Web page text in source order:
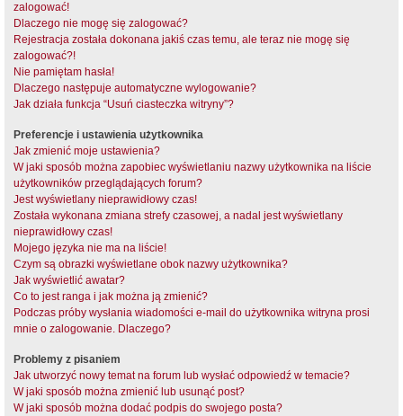
zalogować!
Dlaczego nie mogę się zalogować?
Rejestracja została dokonana jakiś czas temu, ale teraz nie mogę się
zalogować?!
Nie pamiętam hasła!
Dlaczego następuje automatyczne wylogowanie?
Jak działa funkcja “Usuń ciasteczka witryny”?
Preferencje i ustawienia użytkownika
Jak zmienić moje ustawienia?
W jaki sposób można zapobiec wyświetlaniu nazwy użytkownika na liście
użytkowników przeglądających forum?
Jest wyświetlany nieprawidłowy czas!
Została wykonana zmiana strefy czasowej, a nadal jest wyświetlany
nieprawidłowy czas!
Mojego języka nie ma na liście!
Czym są obrazki wyświetlane obok nazwy użytkownika?
Jak wyświetlić awatar?
Co to jest ranga i jak można ją zmienić?
Podczas próby wysłania wiadomości e-mail do użytkownika witryna prosi
mnie o zalogowanie. Dlaczego?
Problemy z pisaniem
Jak utworzyć nowy temat na forum lub wysłać odpowiedź w temacie?
W jaki sposób można zmienić lub usunąć post?
W jaki sposób można dodać podpis do swojego posta?